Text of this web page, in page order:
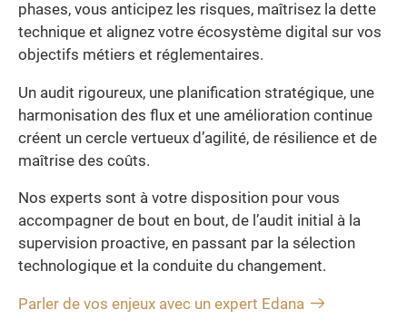
phases, vous anticipez les risques, maîtrisez la dette
technique et alignez votre écosystème digital sur vos
objectifs métiers et réglementaires.
Un audit rigoureux, une planification stratégique, une
harmonisation des flux et une amélioration continue
créent un cercle vertueux d’agilité, de résilience et de
maîtrise des coûts.
Nos experts sont à votre disposition pour vous
accompagner de bout en bout, de l’audit initial à la
supervision proactive, en passant par la sélection
technologique et la conduite du changement.
Parler de vos enjeux avec un expert Edana